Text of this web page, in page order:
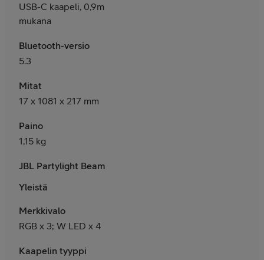
USB-C kaapeli, 0,9m
mukana
Bluetooth-versio
5.3
Mitat
17 x 1081 x 217 mm
Paino
1,15 kg
JBL Partylight Beam
Yleistä
Merkkivalo
RGB x 3; W LED x 4
Kaapelin tyyppi